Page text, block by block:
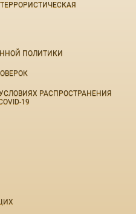
ПОЛИТИКИ
РАСПРОСТРАНЕНИЯ
19